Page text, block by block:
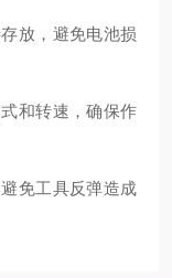
放，避免电池损
和转速，确保作
免工具反弹造成